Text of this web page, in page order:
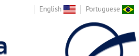
English Portuguese